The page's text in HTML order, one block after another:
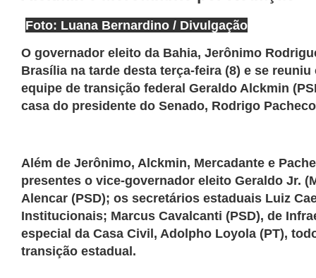
Foto: Luana Bernardino / Divulgação
O governador eleito da Bahia, Jerônimo
Brasília na tarde desta terça-feira (8) e se
equipe de transição federal Geraldo Alckmin
casa do presidente do Senado, Rodrigo
Além de Jerônimo, Alckmin, Mercadante e
presentes o vice-governador eleito Geraldo Jr.
Alencar (PSD); os secretários estaduais Luiz
Institucionais; Marcus Cavalcanti (PSD), de
especial da Casa Civil, Adolpho Loyola (PT),
transição estadual.